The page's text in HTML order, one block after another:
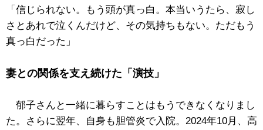
「信じられない。もう頭が真っ白。本当いうたら、寂し
さとあれで泣くんだけど、その気持ちもない。ただもう
真っ白だった」
妻との関係を支え続けた「演技」
郁子さんと一緒に暮らすことはもうできなくなりまし
た。さらに翌年、自身も胆管炎で入院。2024年10月、高